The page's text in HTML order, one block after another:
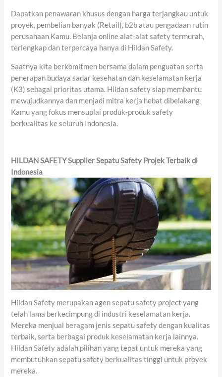
Dapatkan penawaran khusus dengan harga terjangkau untuk
proyek, pembelian banyak (Retail), b2b atau pengadaan rutin
perusahaan Kamu. Belanja online alat-alat safety termurah,
terlengkap dan terpercaya hanya di Hildan Safety.
Saatnya kita berkomitmen bersama dalam penguatan serta
penerapan budaya sadar kesehatan dan keselamatan kerja
(K3) sebagai prioritas utama. Hildan safety siap membantu
mewujudkannya dan menjadi mitra kerja hebat dibelakang
Kamu yang fokus mensuplai produk-produk safety
berkualitas ke seluruh Indonesia.
HILDAN SAFETY Supplier Sepatu Safety Projek Terbaik di
Indonesia
Hildan Safety merupakan agen sepatu safety project yang
telah lama berkecimpung di industri keselamatan kerja.
Mereka menjual beragam jenis sepatu safety dengan kualitas
terbaik, serta berbagai produk keselamatan kerja lainnya.
Hildan Safety adalah pilihan yang tepat untuk mereka yang
membutuhkan sepatu safety berkualitas tinggi untuk proyek
mereka.